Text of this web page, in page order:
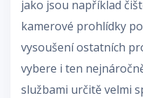
jako jsou například
kamerové prohlídky
vysoušení ostatních
vybere i ten
službami určitě velmi